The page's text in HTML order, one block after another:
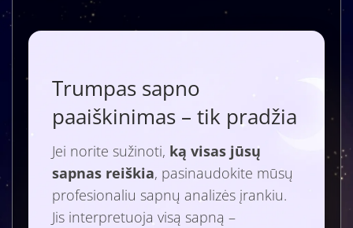
Trumpas sapno
paaiškinimas – tik pradžia
Jei norite sužinoti, ką visas jūsų
sapnas reiškia, pasinaudokite mūsų
profesionaliu sapnų analizės įrankiu.
Jis interpretuoja visą sapną –